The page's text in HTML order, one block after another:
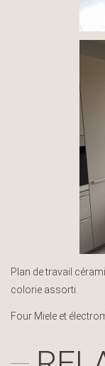
Plan de travail
colorie assorti.
Four Miele et